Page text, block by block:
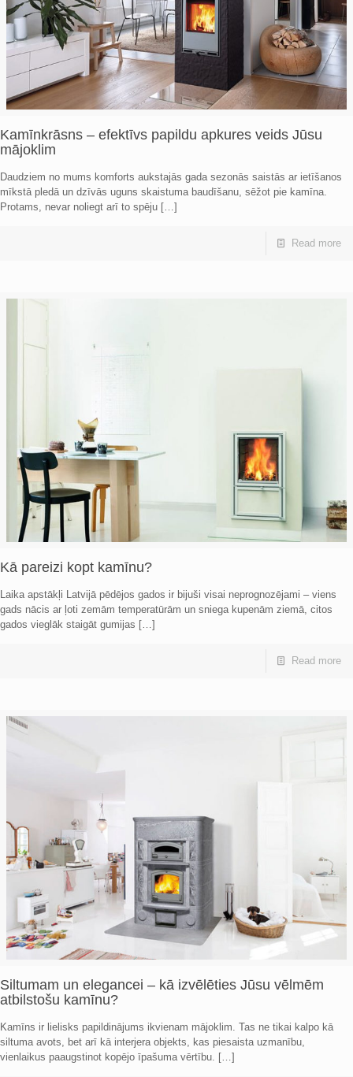
Kamīnkrāsns – efektīvs papildu apkures veids Jūsu
mājoklim
Daudziem no mums komforts aukstajās gada sezonās saistās ar ietīšanos
mīkstā pledā un dzīvās uguns skaistuma baudīšanu, sēžot pie kamīna.
Protams, nevar noliegt arī to spēju […]
Read more
Kā pareizi kopt kamīnu?
Laika apstākļi Latvijā pēdējos gados ir bijuši visai neprognozējami – viens
gads nācis ar ļoti zemām temperatūrām un sniega kupenām ziemā, citos
gados vieglāk staigāt gumijas […]
Read more
Siltumam un elegancei – kā izvēlēties Jūsu vēlmēm
atbilstošu kamīnu?
Kamīns ir lielisks papildinājums ikvienam mājoklim. Tas ne tikai kalpo kā
siltuma avots, bet arī kā interjera objekts, kas piesaista uzmanību,
vienlaikus paaugstinot kopējo īpašuma vērtību. […]